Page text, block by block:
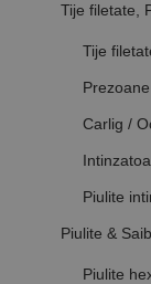
Tije filetate,
Tije
Prezoane
Carlig /
Piulite
Piulite &
Piulite